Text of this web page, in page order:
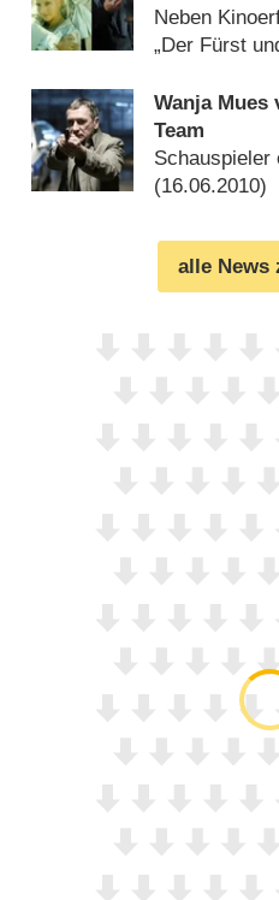
Neben
„Der Fürst
Wanja Mues
Team
Schauspieler
(16.06.2010)
alle News